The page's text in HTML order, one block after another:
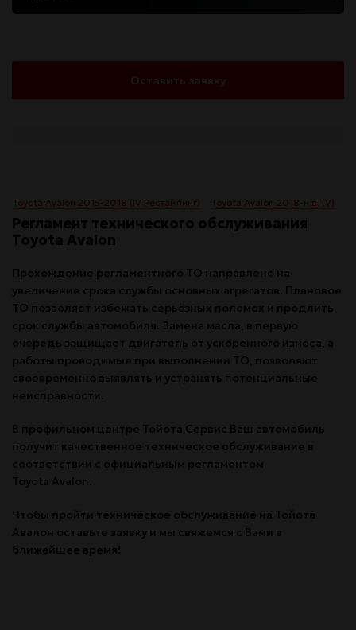
Оставить заявку
Toyota Avalon 2015-2018 (IV Рестайлинг) Toyota Avalon 2018-н.в. (V)
Регламент технического обслуживания
Toyota Avalon
Прохождение регламентного ТО направлено на
увеличение срока службы основных агрегатов. Плановое
ТО позволяет избежать серьёзных поломок и продлить
срок службы автомобиля. Замена масла, в первую
очередь защищает двигатель от ускоренного износа, а
работы проводимые при выполнении ТО, позволяют
своевременно выявлять и устранять потенциальные
неисправности.
В профильном центре Тойота Сервис Ваш автомобиль
получит качественное техническое обслуживание в
соответствии с официальным регламентом
Toyota Avalon.
Чтобы пройти техническое обслуживание на Тойота
Авалон оставьте заявку и мы свяжемся с Вами в
ближайшее время!